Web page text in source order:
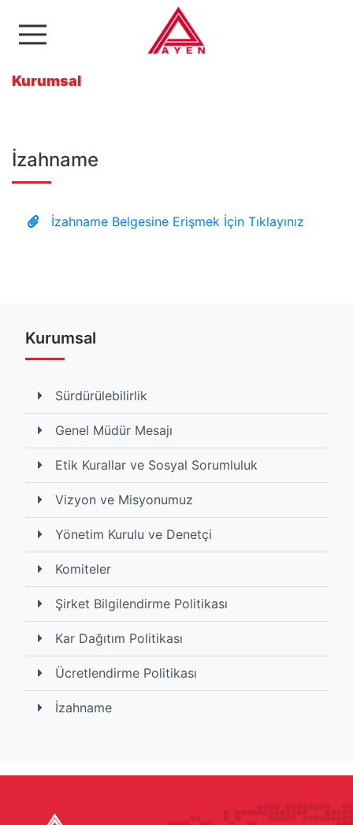
Ayen Enerji A.Ş
Kurumsal
İzahname
İzahname Belgesine Erişmek İçin Tıklayınız
İzahname Belgesine Erişmek İçin Tıklayınız
Toplam Görüntülenme İçerik 8405 kez listelendi
Kurumsal
Sürdürülebilirlik
Genel Müdür Mesajı
Etik Kurallar ve Sosyal Sorumluluk
Vizyon ve Misyonumuz
Yönetim Kurulu ve Denetçi
Komiteler
Şirket Bilgilendirme Politikası
Kar Dağıtım Politikası
Ücretlendirme Politikası
İzahname